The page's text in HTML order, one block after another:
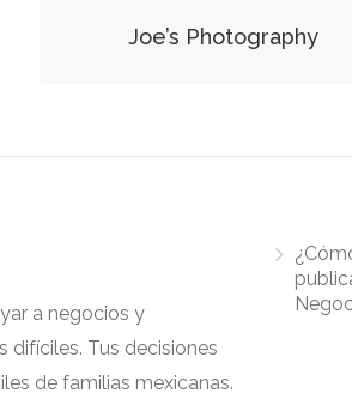
Joe’s Photography
a negocios y
Tus decisiones
de familias mexicanas.